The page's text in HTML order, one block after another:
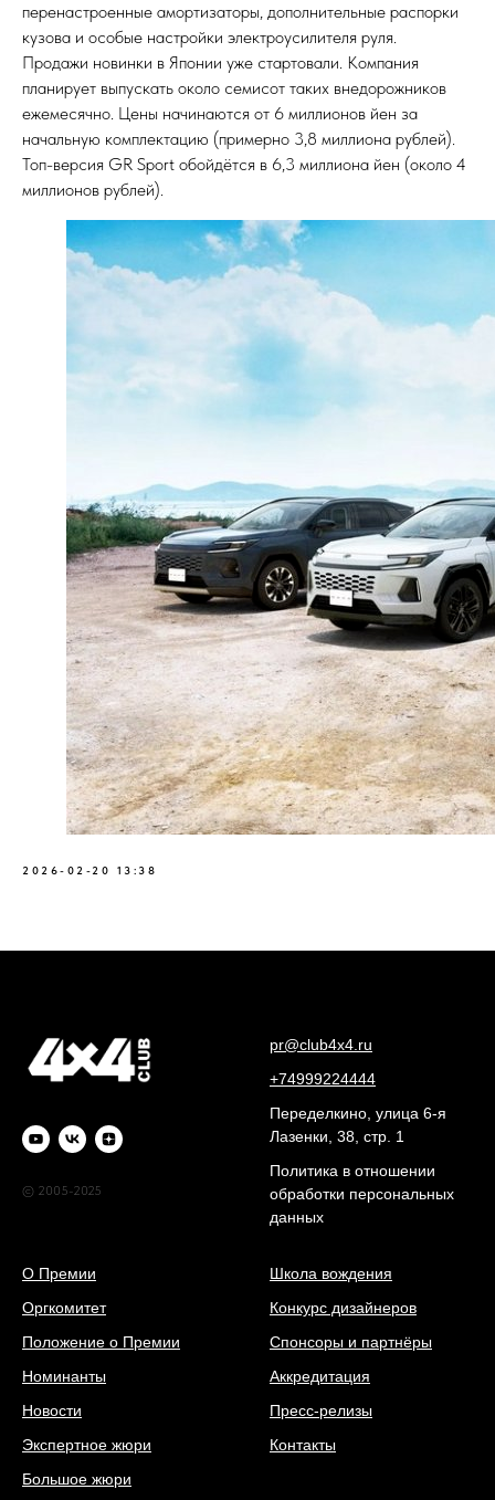
перенастроенные амортизаторы, дополнительные распорки
кузова и особые настройки электроусилителя руля.
Продажи новинки в Японии уже стартовали. Компания
планирует выпускать около семисот таких внедорожников
ежемесячно. Цены начинаются от 6 миллионов йен за
начальную комплектацию (примерно 3,8 миллиона рублей).
Топ-версия GR Sport обойдётся в 6,3 миллиона йен (около 4
миллионов рублей).
2026-02-20 13:38
© 2005-2025
pr@club4x4.ru
+74999224444
Переделкино, улица 6-я
Лазенки, 38, стр. 1
Политика в отношении
обработки персональных
данных
О Премии
Оргкомитет
Положение о Премии
Номинанты
Новости
Экспертное жюри
Большое жюри
Школа вождения
Конкурс дизайнеров
Спонсоры и партнёры
Аккредитация
Пресс-релизы
Контакты